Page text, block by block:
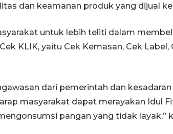
dan keamanan produk yang dijual
untuk lebih teliti dalam
KLIK, yaitu Cek Kemasan, Cek Label,
dari pemerintah dan
masyarakat dapat merayakan Idul
pangan yang tidak layak,”